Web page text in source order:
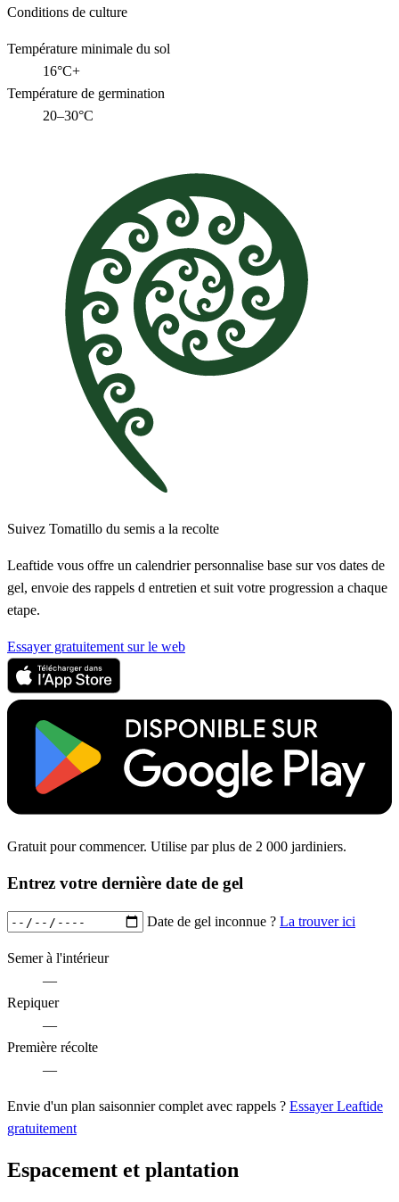
Conditions de culture
Température minimale du sol
16°C+
Température de germination
20–30°C
Suivez Tomatillo du semis a la recolte
Leaftide vous offre un calendrier personnalise base sur vos dates de
gel, envoie des rappels d entretien et suit votre progression a chaque
etape.
Essayer gratuitement sur le web
Gratuit pour commencer. Utilise par plus de 2 000 jardiniers.
Entrez votre dernière date de gel
Date de gel inconnue ? La trouver ici
Semer à l'intérieur
—
Repiquer
—
Première récolte
—
Envie d'un plan saisonnier complet avec rappels ? Essayer Leaftide
gratuitement
Espacement et plantation